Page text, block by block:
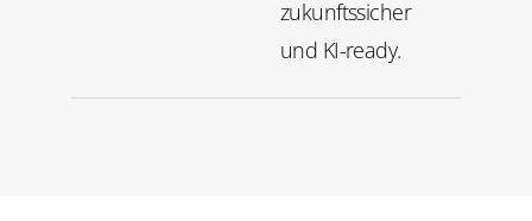
zukunftssicher
und KI-ready.